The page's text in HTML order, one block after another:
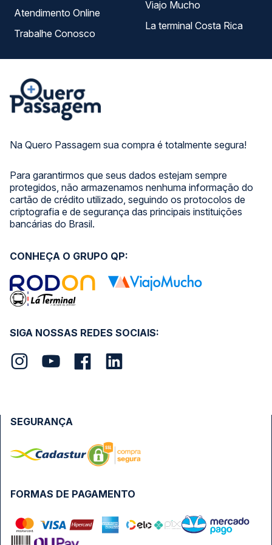
Na Quero Passagem sua compra é totalmente segura!
Para garantirmos que seus dados estejam sempre
protegidos, não armazenamos nenhuma informação do
cartão de crédito utilizado, seguindo os protocolos de
criptografia e de segurança das principais instituições
bancárias do Brasil.
Atendimento Online
Trabalhe Conosco
Viajo Mucho
La terminal Costa Rica
SIGA NOSSAS REDES SOCIAIS:
CONHEÇA O GRUPO QP:
FORMAS DE PAGAMENTO
SEGURANÇA